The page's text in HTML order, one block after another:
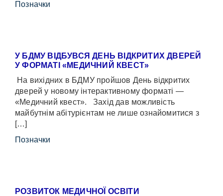
Позначки
У БДМУ ВІДБУВСЯ ДЕНЬ ВІДКРИТИХ ДВЕРЕЙ
У ФОРМАТІ «МЕДИЧНИЙ КВЕСТ»
На вихідних в БДМУ пройшов День відкритих
дверей у новому інтерактивному форматі —
«Медичний квест». Захід дав можливість
майбутнім абітурієнтам не лише ознайомитися з
[…]
Позначки
РОЗВИТОК МЕДИЧНОЇ ОСВІТИ